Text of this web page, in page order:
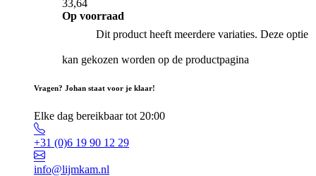
33,64
Op voorraad
Dit product heeft meerdere variaties. Deze optie
kan gekozen worden op de productpagina
Vragen? Johan staat voor je klaar!
Elke dag bereikbaar tot 20:00
+31 (0)6 19 90 12 29
info@lijmkam.nl